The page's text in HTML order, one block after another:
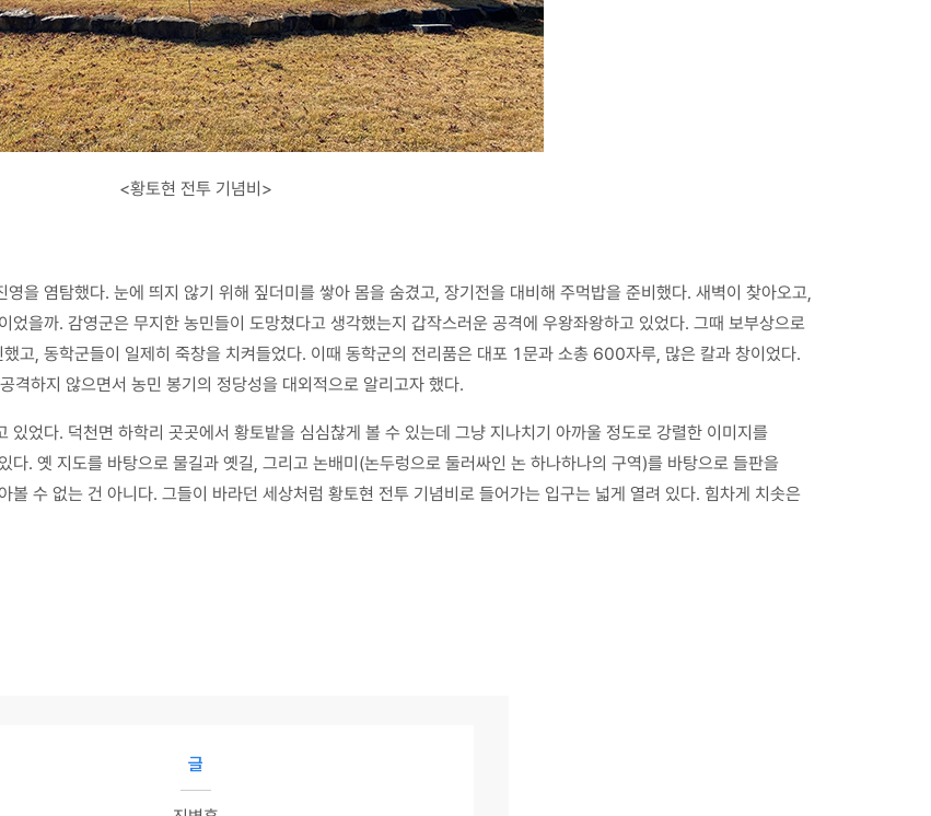
<황토현 전투 기념비>
을 염탐했다. 눈에 띄지 않기 위해 짚더미를 쌓아 몸을 숨겼고, 장기전을 대비해 주먹밥을 준비했다. 새벽이 찾아오고,
을까. 감영군은 무지한 농민들이 도망쳤다고 생각했는지 갑작스러운 공격에 우왕좌왕하고 있었다. 그때 보부상으로
고, 동학군들이 일제히 죽창을 치켜들었다. 이때 동학군의 전리품은 대포 1문과 소총 600자루, 많은 칼과 창이었다.
격하지 않으면서 농민 봉기의 정당성을 대외적으로 알리고자 했다.
었다. 덕천면 하학리 곳곳에서 황토밭을 심심찮게 볼 수 있는데 그냥 지나치기 아까울 정도로 강렬한 이미지를
. 옛 지도를 바탕으로 물길과 옛길, 그리고 논배미(논두렁으로 둘러싸인 논 하나하나의 구역)를 바탕으로 들판을
수 없는 건 아니다. 그들이 바라던 세상처럼 황토현 전투 기념비로 들어가는 입구는 넓게 열려 있다. 힘차게 치솟은
글